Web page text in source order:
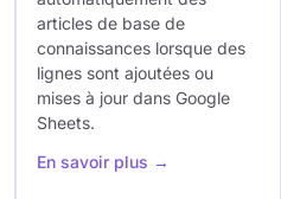
articles de base de
connaissances lorsque des
lignes sont ajoutées ou
mises à jour dans Google
Sheets.
En savoir plus →